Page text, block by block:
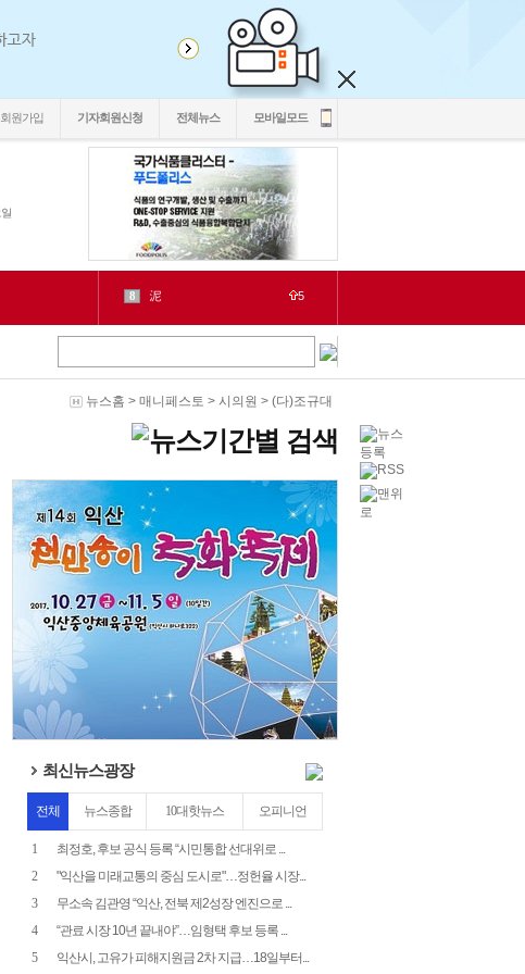
회원가입 기자회원신청 전체뉴스 모바일모드
9 二쇱감
2
1
cctv
1
2
LH
1
22
3
5
2030
2
7
源
1
泥 5
뉴스홈 > 매니페스토 > 시의원 > (다)조규대
최신뉴스광장
전체 뉴스종합 10대핫뉴스 오피니언
1
최정호, 후보 공식 등록 “시민통합 선대위로 ...
2
"익산을 미래교통의 중심 도시로"…정헌율 시장...
3
무소속 김관영 “익산, 전북 제2성장 엔진으로 ...
4
“관료 시장 10년 끝내야”…임형택 후보 등록 ...
5
익산시, 고유가 피해지원금 2차 지급…18일부터...